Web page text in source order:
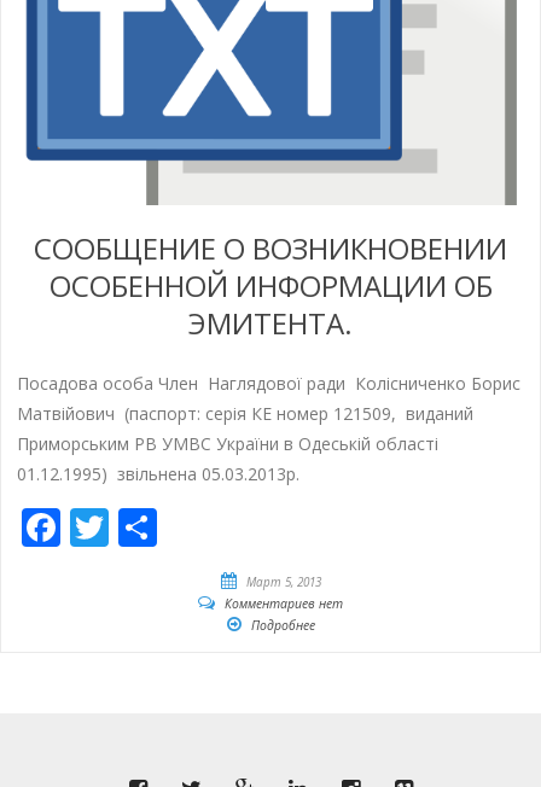
СООБЩЕНИЕ О ВОЗНИКНОВЕНИИ
ОСОБЕННОЙ ИНФОРМАЦИИ ОБ
ЭМИТЕНТА.
Посадова особа Член Наглядової ради Колiсниченко Борис
Матвiйович (паспорт: серiя КЕ номер 121509, виданий
Приморським РВ УМВС України в Одеськiй областi
01.12.1995) звiльнена 05.03.2013р.
Facebook
Twitter
Март 5, 2013
Комментариев нет
Подробнее